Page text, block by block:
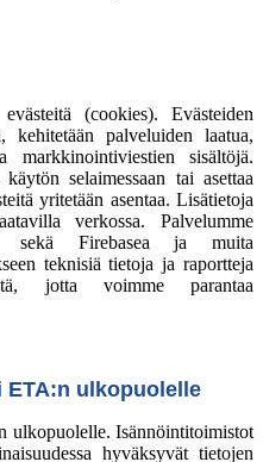
(cookies). Evästeiden
kehitetään palveluiden laatua,
markkinointiviestien sisältöjä.
selaimessaan tai asettaa
yritetään asentaa. Lisätietoja
verkossa. Palvelumme
sekä Firebasea ja muita
teknisiä tietoja ja raportteja
jotta voimme parantaa
ETA:n ulkopuolelle
ulkopuolelle. Isännöintitoimistot
hyväksyvät tietojen